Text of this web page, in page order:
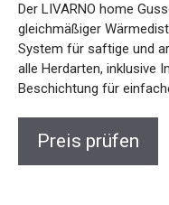
Der LIVARNO home
gleichmäßiger
System für saftige und
alle Herdarten, inklusive
Beschichtung für
Preis prüfen